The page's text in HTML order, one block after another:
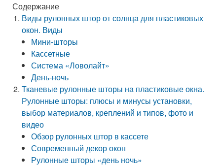
Содержание
Виды рулонных штор от солнца для пластиковых
окон. Виды
Мини-шторы
Кассетные
Система «Ловолайт»
День-ночь
Тканевые рулонные шторы на пластиковые окна.
Рулонные шторы: плюсы и минусы установки,
выбор материалов, креплений и типов, фото и
видео
Обзор рулонных штор в кассете
Современный декор окон
Рулонные шторы «день ночь»